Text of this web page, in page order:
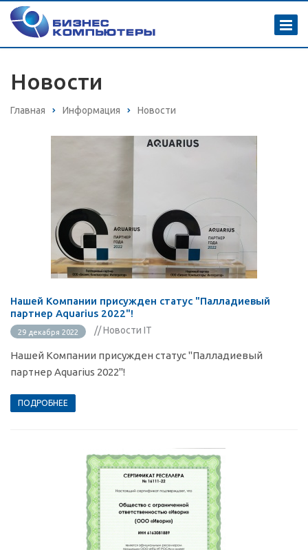
Новости
Главная Информация Новости
Нашей Компании присужден статус "Палладиевый
партнер Aquarius 2022"!
29 декабря 2022 // Новости IT
Нашей Компании присужден статус "Палладиевый
партнер Aquarius 2022"!
ПОДРОБНЕЕ